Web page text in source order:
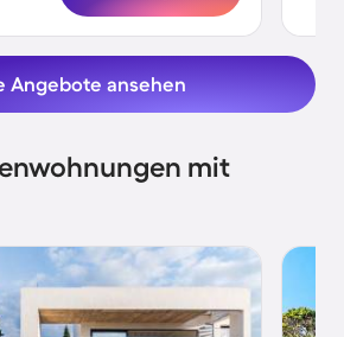
Angebote ansehen
mit